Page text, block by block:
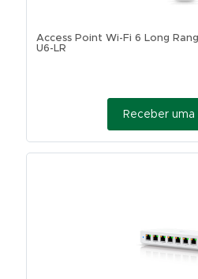
Access Point Wi-Fi 6 Long
U6-LR
Receber